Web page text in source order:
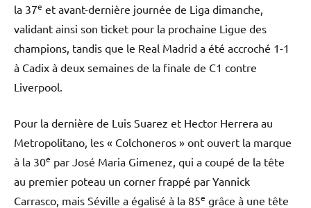
la 37e et avant-dernière journée de Liga dimanche,
validant ainsi son ticket pour la prochaine Ligue des
champions, tandis que le Real Madrid a été accroché 1-1
à Cadix à deux semaines de la finale de C1 contre
Liverpool.
Pour la dernière de Luis Suarez et Hector Herrera au
Metropolitano, les « Colchoneros » ont ouvert la marque
à la 30e par José Maria Gimenez, qui a coupé de la tête
au premier poteau un corner frappé par Yannick
Carrasco, mais Séville a égalisé à la 85e grâce à une tête